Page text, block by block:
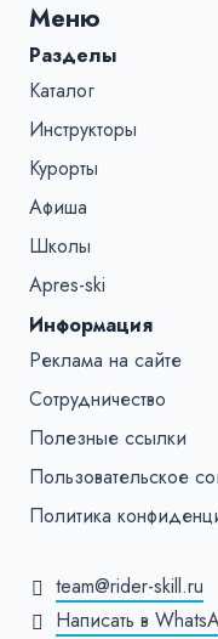
%s:
Меню
Разделы
Каталог
Инструкторы
Курорты
Афиша
Школы
Apres-ski
Информация
Реклама на сайте
Сотрудничество
Полезные ссылки
Пользовательское
Политика
team@rider-skill.ru
Написать в